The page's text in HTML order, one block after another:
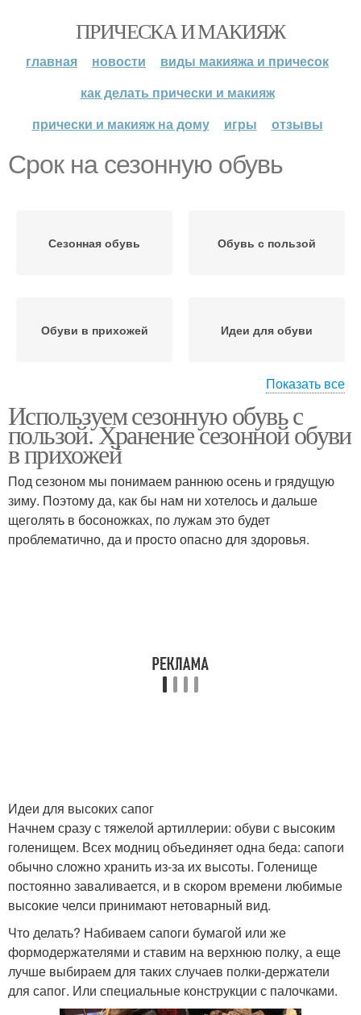
ПРИЧЕСКА И МАКИЯЖ
главная новости
виды макияжа и причесок
как делать прически и макияж
прически и макияж на дому
игры отзывы
Срок на сезонную обувь
Сезонная обувь Обувь с пользой
Обуви в прихожей Идеи для обуви
Банкетка для обуви Шкаф для обуви
Сезонная гарантия Гарантийные сроки
Показать все
Используем сезонную обувь с
пользой. Хранение сезонной обуви
в прихожей
Под сезоном мы понимаем раннюю осень и грядущую
зиму. Поэтому да, как бы нам ни хотелось и дальше
щеголять в босоножках, по лужам это будет
проблематично, да и просто опасно для здоровья.
Идеи для высоких сапог
Начнем сразу с тяжелой артиллерии: обуви с высоким
голенищем. Всех модниц объединяет одна беда: сапоги
обычно сложно хранить из-за их высоты. Голенище
постоянно заваливается, и в скором времени любимые
высокие челси принимают нетоварный вид.
Что делать? Набиваем сапоги бумагой или же
формодержателями и ставим на верхнюю полку, а еще
лучше выбираем для таких случаев полки-держатели
для сапог. Или специальные конструкции с палочками.